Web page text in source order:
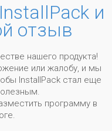
и
отзыв
нашего продукта!
или жалобу, и мы
InstallPack стал еще
программу в